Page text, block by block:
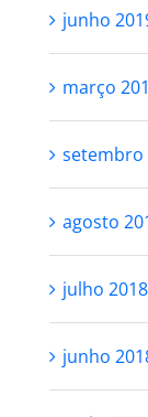
junho
março
setembro
agosto
julho 2018
junho